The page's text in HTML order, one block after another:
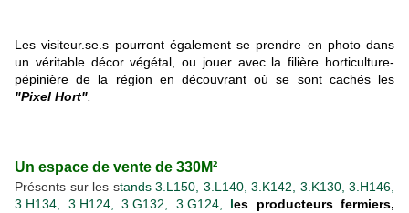
Les visiteur.se.s pourront également se prendre en photo dans
un véritable décor végétal, ou jouer avec la filière horticulture-
pépinière de la région en découvrant où se sont cachés les
"Pixel Hort"
Un espace de vente de 330M²
Présents sur les stands 3.L150, 3.L140, 3.K142, 3.K130, 3.H146,
3.H134, 3.H124,
3.G132, 3.G124, les producteurs fermiers,